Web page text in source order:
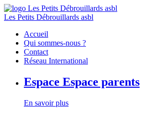
Les Petits Débrouillards asbl
Accueil
Qui sommes-nous ?
Contact
Réseau International
Espace Espace parents
En savoir plus